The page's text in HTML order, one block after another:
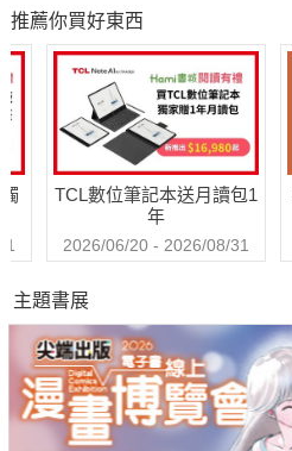
人生命書寫）
推薦你買好東西
TCL數位筆記本送月讀包1
年
2026/06/20 - 2026/08/31
主題書展